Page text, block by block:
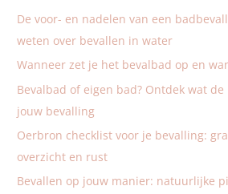
a
r
:
De voor- en nadelen van een
weten over bevallen in water
Wanneer zet je het bevalbad op en
Bevalbad of eigen bad? Ontdek wat
jouw bevalling
Oerbron checklist voor je bevalling:
overzicht en rust
Bevallen op jouw manier: natuurlijke